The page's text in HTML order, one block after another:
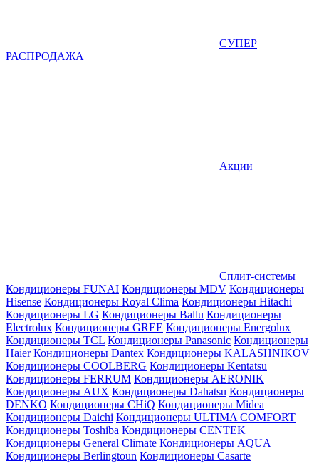
СУПЕР
РАСПРОДАЖА
Акции
Сплит-системы
Кондиционеры FUNAI Кондиционеры MDV Кондиционеры
Hisense Кондиционеры Royal Clima Кондиционеры Hitachi
Кондиционеры LG Кондиционеры Ballu Кондиционеры
Electrolux Кондиционеры GREE Кондиционеры Energolux
Кондиционеры TCL Кондиционеры Panasonic Кондиционеры
Haier Кондиционеры Dantex Кондиционеры KALASHNIKOV
Кондиционеры СOOLBERG Кондиционеры Kentatsu
Кондиционеры FERRUM Кондиционеры AERONIK
Кондиционеры AUX Кондиционеры Dahatsu Кондиционеры
DENKO Кондиционеры CHiQ Кондиционеры Midea
Кондиционеры Daichi Кондиционеры ULTIMA COMFORT
Кондиционеры Toshiba Кондиционеры CENTEK
Кондиционеры General Climate Кондиционеры AQUA
Кондиционеры Berlingtoun Кондиционеры Casarte